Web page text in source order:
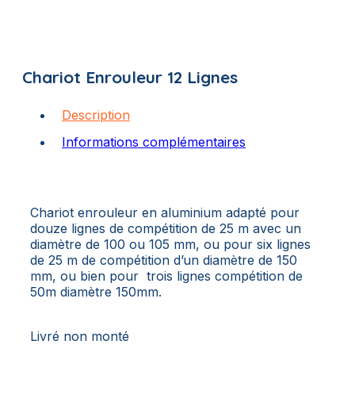
Chariot Enrouleur 12 Lignes
Description
Informations complémentaires
Chariot enrouleur en aluminium adapté pour
douze lignes de compétition de 25 m avec un
diamètre de 100 ou 105 mm, ou pour six lignes
de 25 m de compétition d’un diamètre de 150
mm, ou bien pour trois lignes compétition de
50m diamètre 150mm.
Livré non monté